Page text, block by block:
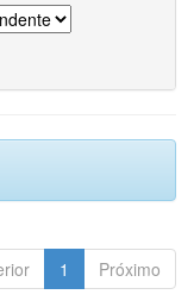
1 Próximo